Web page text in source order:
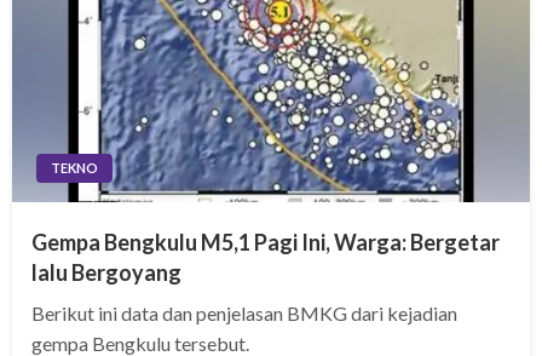
TEKNO
Gempa Bengkulu M5,1 Pagi Ini, Warga: Bergetar
lalu Bergoyang
Berikut ini data dan penjelasan BMKG dari kejadian
gempa Bengkulu tersebut.